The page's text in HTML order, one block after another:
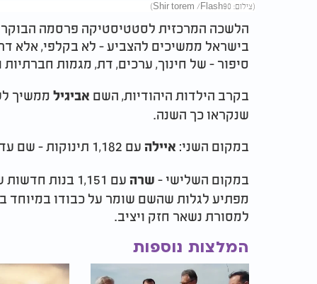
(צילום: Shir torem /Flash90)
בישראל ממשיכים להצביע - לא בקלפי, אלא
סיפור - של חינוך, ערכים, דת, מגמות
בקרב הילדות היהודיות, השם אביגיל
שנקראו כך השנה.
במקום השני: איילה עם 1,182 תינוקות - שם עדין וטבעי שהולך ומתחזק.
במקום השלישי - שרה
עם 1,151
מפתיע לגלות שהשם שומר על כבודו במיוחד
למסורת נשאר חזק ויציב.
המלצות נוספות